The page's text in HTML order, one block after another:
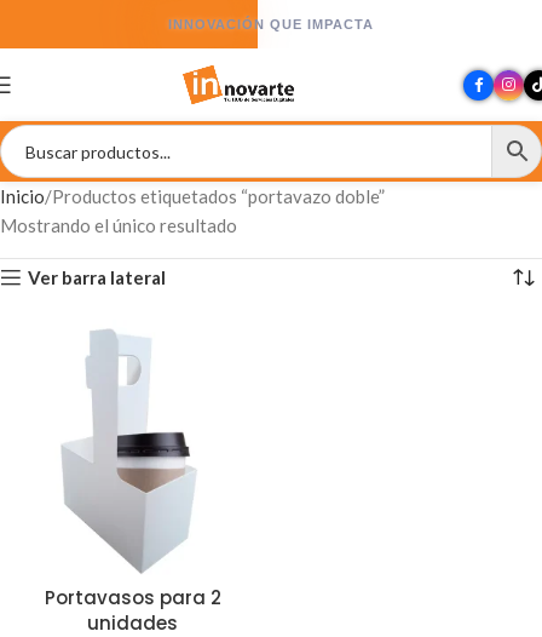
INNOVACIÓN QUE IMPACTA
Inicio Productos etiquetados “portavazo doble”
Mostrando el único resultado
Ver barra lateral
Portavasos para 2
unidades